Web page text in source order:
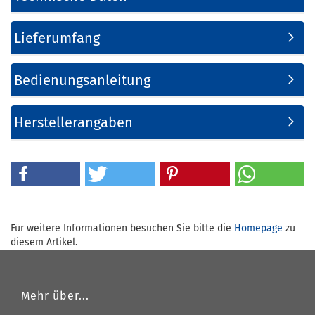
Lieferumfang
Bedienungsanleitung
Herstellerangaben
Für weitere Informationen besuchen Sie bitte die Homepage zu
diesem Artikel.
Mehr über...